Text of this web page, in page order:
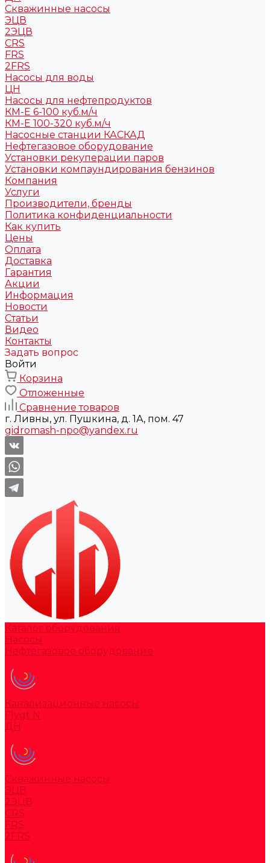
Скважинные насосы
ЭЦВ
2ЭЦВ
CRS
FRS
2FRS
Насосы для воды
ЦН
Насосы для нефтепродуктов
КМ-Е 6-100 куб.м/ч
КМ-Е 100-320 куб.м/ч
Насосные станции КАСКАД
Нефтегазовое оборудование
Установки рекуперации паров
Установки компаундирования бензинов
Компания
Услуги
Производители, бренды
Политика конфиденциальности
Как купить
Цены
Оплата
Доставка
Гарантия
Акции
Информация
Новости
Статьи
Видео
Контакты
Задать вопрос
Войти
Корзина
Отложенные
Сравнение товаров
г. Ливны, ул. Пушкина, д. 1А, пом. 47
gidromash-npo@yandex.ru
Каталог оборудования
Насосы
Нефтегазовое оборудование
Канализационные насосы
Flygt N
ДН
Скважинные насосы
ЭЦВ
2ЭЦВ
CRS
FRS
2FRS